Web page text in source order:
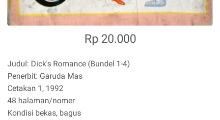
Rp 20.000
Judul: Dick's Romance (Bundel 1-4)
Penerbit: Garuda Mas
Cetakan 1, 1992
48 halaman/nomer
Kondisi bekas, bagus